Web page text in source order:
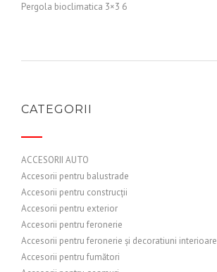
Pergola bioclimatica 3×3 6
CATEGORII
ACCESORII AUTO
Accesorii pentru balustrade
Accesorii pentru construcții
Accesorii pentru exterior
Accesorii pentru feronerie
Accesorii pentru feronerie și decoratiuni interioare
Accesorii pentru fumători